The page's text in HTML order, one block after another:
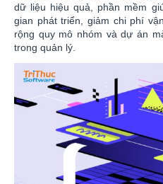
dữ liệu hiệu quả, phần mềm
gian phát triển, giảm chi phí
rộng quy mô nhóm và dự án
trong quản lý.